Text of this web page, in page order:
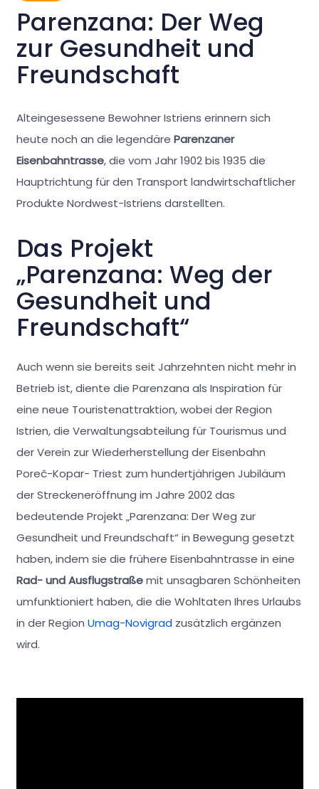
Parenzana: Der Weg
zur Gesundheit und
Freundschaft
Alteingesessene Bewohner Istriens erinnern sich
heute noch an die legendäre Parenzaner
Eisenbahntrasse, die vom Jahr 1902 bis 1935 die
Hauptrichtung für den Transport landwirtschaftlicher
Produkte Nordwest-Istriens darstellten.
Das Projekt
„Parenzana: Weg der
Gesundheit und
Freundschaft“
Auch wenn sie bereits seit Jahrzehnten nicht mehr in
Betrieb ist, diente die Parenzana als Inspiration für
eine neue Touristenattraktion, wobei der Region
Istrien, die Verwaltungsabteilung für Tourismus und
der Verein zur Wiederherstellung der Eisenbahn
Poreč-Kopar- Triest zum hundertjährigen Jubiläum
der Streckeneröffnung im Jahre 2002 das
bedeutende Projekt „Parenzana: Der Weg zur
Gesundheit und Freundschaft“ in Bewegung gesetzt
haben, indem sie die frühere Eisenbahntrasse in eine
Rad- und Ausflugstraßemit unsagbaren Schönheiten
umfunktioniert haben, die die Wohltaten Ihres Urlaubs
in der Region Umag-Novigradzusätzlich ergänzen
wird.